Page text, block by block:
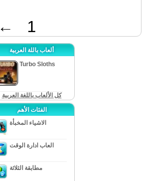
← 1
ألعاب باللة العربية
Turbo Sloths
كل الألعاب باللغة العربية
الفئات الأهم
الاشياء المخبأة
العاب ادارة الوقت
مطابقة الثلاثة